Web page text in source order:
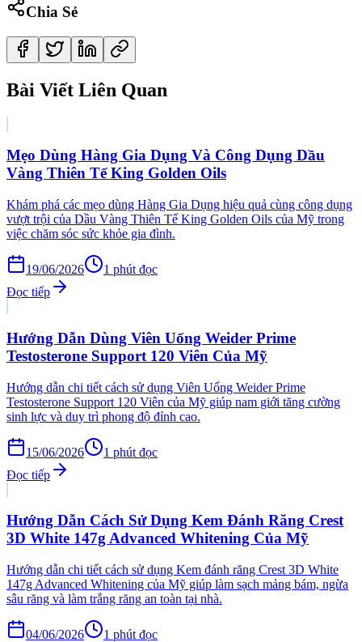
Chia Sẻ
Bài Viết Liên Quan
Mẹo Dùng Hàng Gia Dụng Và Công Dụng Dầu
Vàng Thiên Tế King Golden Oils
Khám phá các mẹo dùng Hàng Gia Dụng hiệu quả cùng công dụng
vượt trội của Dầu Vàng Thiên Tế King Golden Oils của Mỹ trong
việc chăm sóc sức khỏe gia đình.
19/06/2026 1 phút đọc
Đọc tiếp
Hướng Dẫn Dùng Viên Uống Weider Prime
Testosterone Support 120 Viên Của Mỹ
Hướng dẫn chi tiết cách sử dụng Viên Uống Weider Prime
Testosterone Support 120 Viên của Mỹ giúp nam giới tăng cường
sinh lực và duy trì phong độ đỉnh cao.
15/06/2026 1 phút đọc
Đọc tiếp
Hướng Dẫn Cách Sử Dụng Kem Đánh Răng Crest
3D White 147g Advanced Whitening Của Mỹ
Hướng dẫn chi tiết cách sử dụng Kem đánh răng Crest 3D White
147g Advanced Whitening của Mỹ giúp làm sạch mảng bám, ngừa
sâu răng và làm trắng răng an toàn tại nhà.
04/06/2026 1 phút đọc